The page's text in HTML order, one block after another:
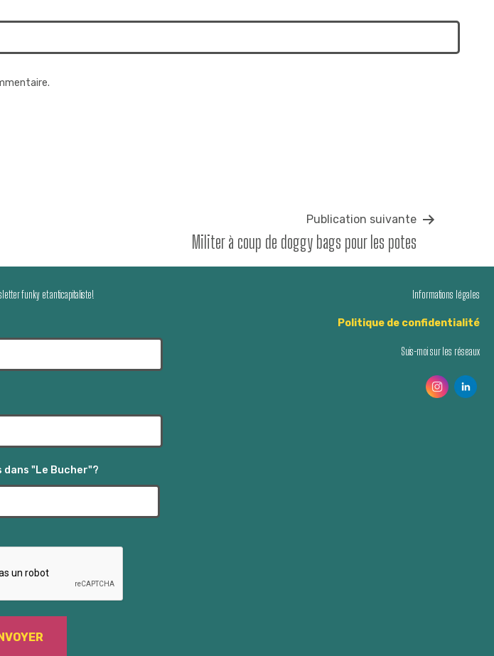
Publication suivante
Militer à coup de doggy bags pour les potes
funky et anticapitaliste!
"Le Bucher"?
Informations légales
Politique de confidentialité
Suis-moi sur les réseaux